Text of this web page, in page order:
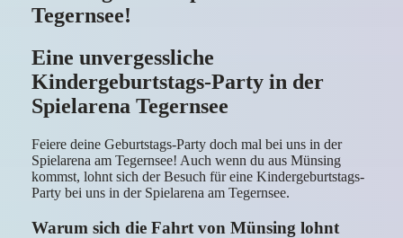
Tegernsee!
Eine unvergessliche
Kindergeburtstags-Party in der
Spielarena Tegernsee
Feiere deine Geburtstags-Party doch mal bei uns in der
Spielarena am Tegernsee! Auch wenn du aus Münsing
kommst, lohnt sich der Besuch für eine Kindergeburtstags-
Party bei uns in der Spielarena am Tegernsee.
Warum sich die Fahrt von Münsing lohnt